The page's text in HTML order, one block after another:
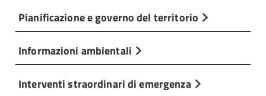
Pianificazione e governo del territorio
Informazioni ambientali
Interventi straordinari di emergenza